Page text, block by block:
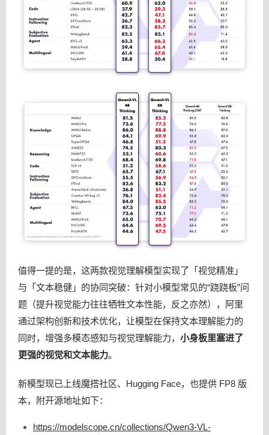
值得一提的是，这两款视觉理解模型实现了「视觉精准」
与「文本稳健」的协同突破：针对小模型常见的“跷跷板”问
题（提升视觉能力往往牺牲文本性能，反之亦然），阿里
通过架构创新和技术优化，让模型在保持文本理解能力的
同时，增强多模态感知与视觉理解能力， 小身板里塞进了
更强的视觉和文本能力。
新模型现已上线魔搭社区、Hugging Face，也提供 FP8 版
本，附开源地址如下：
https://modelscope.cn/collections/Qwen3-VL-